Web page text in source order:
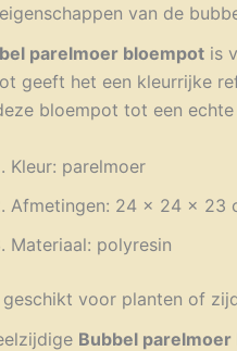
van de
parelmoer bloempot is
geeft het een kleurrijke
bloempot tot een echte
Kleur: parelmoer
Afmetingen: 24 x 24 x 23
Materiaal: polyresin
voor planten of
Bubbel